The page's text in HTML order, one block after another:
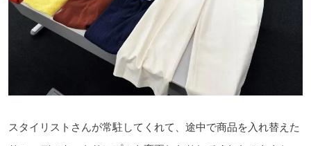
スタイリストさんが常駐してくれて、途中で商品を入れ替えた